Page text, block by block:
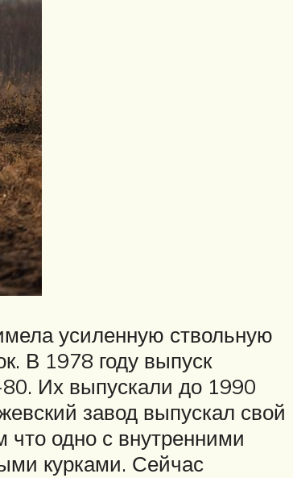
усиленную ствольную
В 1978 году выпуск
80. Их выпускали до 1990
завод выпускал свой
одно с внутренними
курками. Сейчас